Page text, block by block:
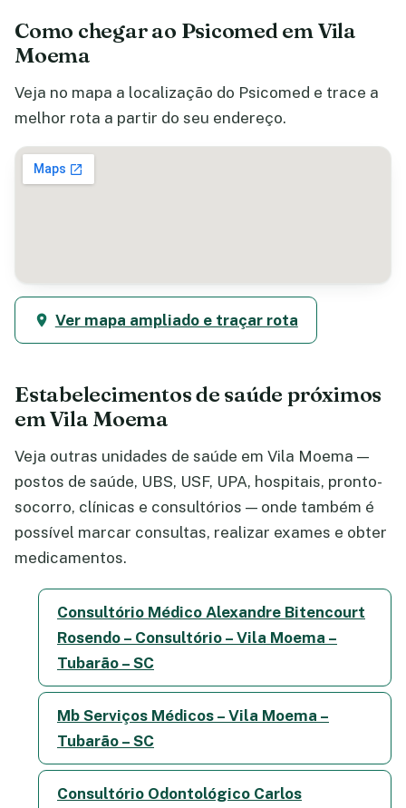
Como chegar ao Psicomed em Vila
Moema
Veja no mapa a localização do Psicomed e trace a
melhor rota a partir do seu endereço.
Ver mapa ampliado e traçar rota
Estabelecimentos de saúde próximos
em Vila Moema
Veja outras unidades de saúde em Vila Moema —
postos de saúde, UBS, USF, UPA, hospitais, pronto-
socorro, clínicas e consultórios — onde também é
possível marcar consultas, realizar exames e obter
medicamentos.
Consultório Médico Alexandre Bitencourt
Rosendo – Consultório – Vila Moema –
Tubarão – SC
Mb Serviços Médicos – Vila Moema –
Tubarão – SC
Consultório Odontológico Carlos